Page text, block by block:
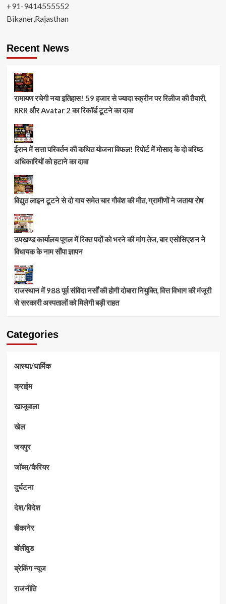
+91-9414555552
Bikaner,Rajasthan
Recent News
रामायण रचेगी नया इतिहास! 59 हजार से ज्यादा स्क्रीन पर रिलीज की तैयारी,
RRR और Avatar 2 का रिकॉर्ड टूटने का दावा
ईरान में सत्ता परिवर्तन की कथित योजना विफल! रिपोर्ट में मोसाद के दो वरिष्ठ
अधिकारियों को हटाने का दावा
विद्युत लाइन टूटने से दो गाय समेत चार गौवंश की मौत, ग्रामीणों ने जताया रोष
उपखण्ड कार्यालय पूगल में रिक्त पदों को भरने की मांग तेज, बार एसोसिएशन ने
विधायक के नाम सौंपा ज्ञापन
राजस्थान में 988 पूर्व संविदा नर्सों की होगी दोबारा नियुक्ति, वित्त विभाग की मंजूरी
से सरकारी अस्पतालों को मिलेगी बड़ी राहत
Categories
आस्था/धार्मिक
क्राईम
खाजूवाला
खेल
जयपुर
जॉब्स/कैरियर
दुर्घटना
देश/विदेश
बीकानेर
बॉलीवुड
ब्रेकिंग न्यूज
राजनीति